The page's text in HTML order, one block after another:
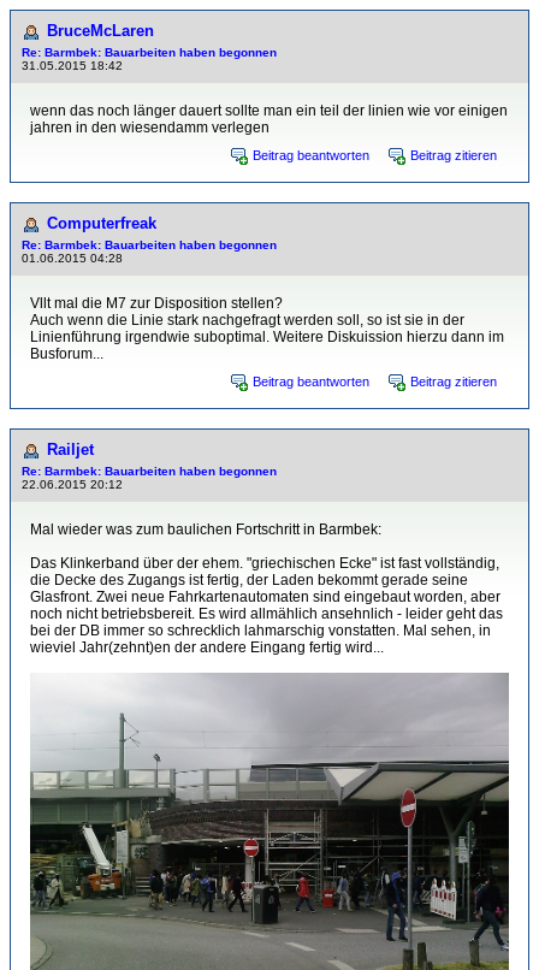
BruceMcLaren
Re: Barmbek: Bauarbeiten haben begonnen
31.05.2015 18:42
wenn das noch länger dauert sollte man ein teil der linien wie vor einigen
jahren in den wiesendamm verlegen
Beitrag beantworten Beitrag zitieren
Computerfreak
Re: Barmbek: Bauarbeiten haben begonnen
01.06.2015 04:28
Vllt mal die M7 zur Disposition stellen?
Auch wenn die Linie stark nachgefragt werden soll, so ist sie in der
Linienführung irgendwie suboptimal. Weitere Diskuission hierzu dann im
Busforum...
Beitrag beantworten Beitrag zitieren
Railjet
Re: Barmbek: Bauarbeiten haben begonnen
22.06.2015 20:12
Mal wieder was zum baulichen Fortschritt in Barmbek:
Das Klinkerband über der ehem. "griechischen Ecke" ist fast vollständig,
die Decke des Zugangs ist fertig, der Laden bekommt gerade seine
Glasfront. Zwei neue Fahrkartenautomaten sind eingebaut worden, aber
noch nicht betriebsbereit. Es wird allmählich ansehnlich - leider geht das
bei der DB immer so schrecklich lahmarschig vonstatten. Mal sehen, in
wieviel Jahr(zehnt)en der andere Eingang fertig wird...